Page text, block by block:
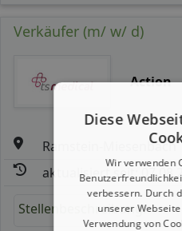
Verkäufer (m/ w/ d)
Action
Ramstein-Miesenbach
aktualisiert seit:
Stellenbeschreibung:
Diese
Wir verwenden
verbessern. Durch
unserer
Verwendung von